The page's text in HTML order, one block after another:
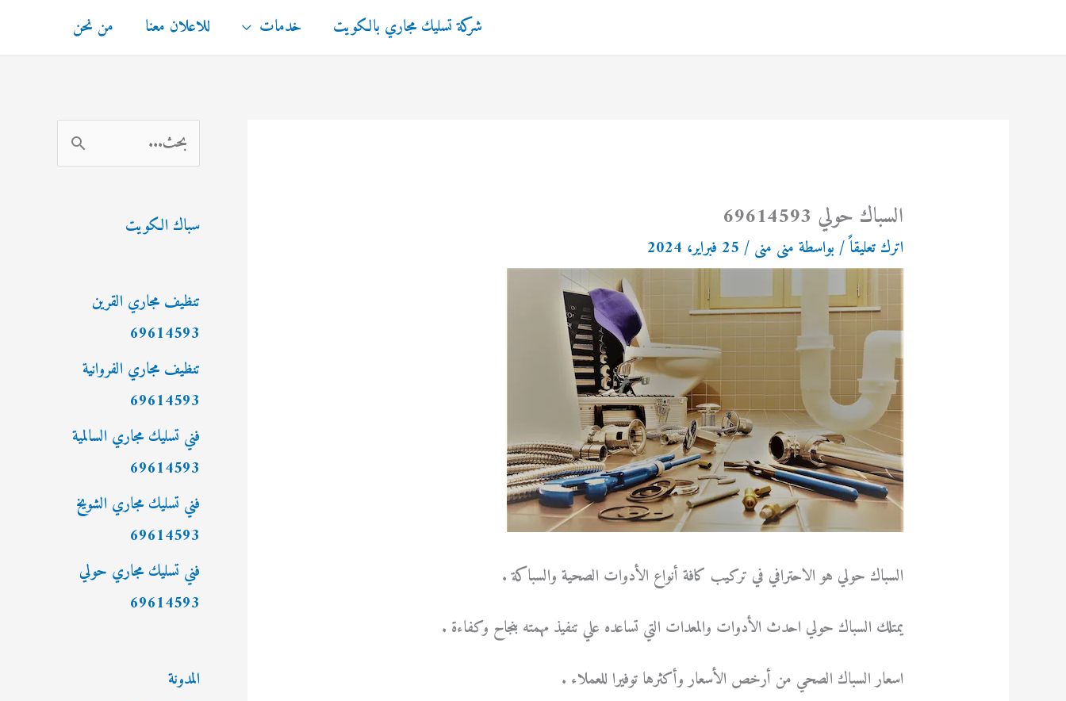
المحتوى
شركة تسليك مجاري بالكويت خدمات للاعلان معنا من نحن
السباك حولي 69614593
اترك تعليقاً/ بواسطة منى منى/ 25 فبراير، 2024
السباك حولي هو الاحترافي في تركيب كافة أنواع الأدوات الصحية والسباكة .
يمتلك السباك حولي احدث الأدوات والمعدات التي تساعده علي تنفيذ مهمته بنجاح وكفاءة .
اسعار السباك الصحي من أرخص الأسعار وأكثرها توفيرا للعملاء .
ل
ح
ع
ن
سباك الكويت
تنظيف مجاري القرين
69614593
تنظيف مجاري الفروانية
69614593
فني تسليك مجاري السالمية
69614593
فني تسليك مجاري الشويخ
69614593
فني تسليك مجاري حولي
69614593
المدونة